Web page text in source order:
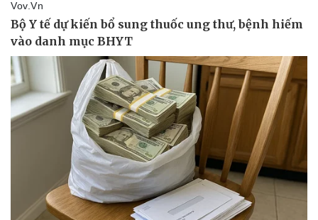
Lịch thi đấu bóng đá
Thế giới thể thao
eSports
Hậu trường
Tư vấn